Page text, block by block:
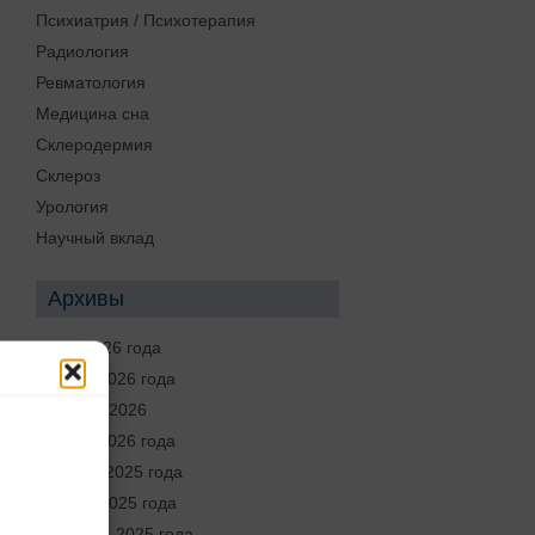
Психиатрия / Психотерапия
Радиология
Ревматология
Медицина сна
Склеродермия
Склероз
Урология
Научный вклад
Архивы
Июнь 2026 года
Апрель 2026 года
Февраль 2026
Январь 2026 года
Декабрь 2025 года
Ноябрь 2025 года